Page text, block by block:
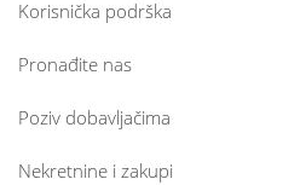
Korisnička podrška
Pronađite nas
Poziv dobavljačima
Nekretnine i zakupi